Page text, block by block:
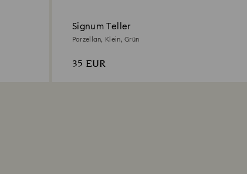
Signum Teller
Porzellan, Klein, Grün
35 EUR